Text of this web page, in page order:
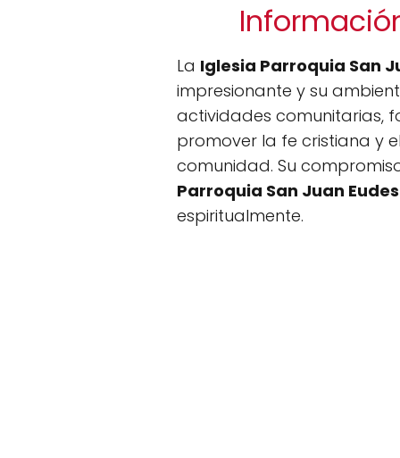
La Iglesia Parroquia San
impresionante y su
actividades comunitarias,
promover la fe cristiana y
comunidad. Su
Parroquia San Juan Eudes
espiritualmente.